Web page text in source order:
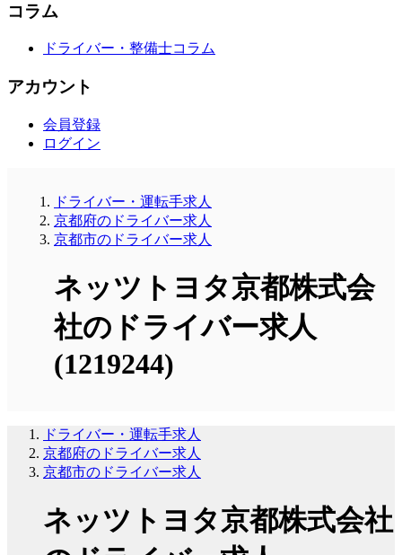
コラム
ドライバー・整備士コラム
アカウント
会員登録
ログイン
ドライバー・運転手求人
京都府のドライバー求人
京都市のドライバー求人
ネッツトヨタ京都株式会
社のドライバー求人
(1219244)
ドライバー・運転手求人
京都府のドライバー求人
京都市のドライバー求人
ネッツトヨタ京都株式会社